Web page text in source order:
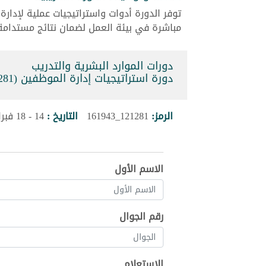
توفر الدورة أدوات واستراتيجيات عملية
مباشرة في بيئة العمل لضمان نتائج
دورات الموارد البشرية والتدريب
دورة استراتيجيات إدارة الموظفين (121281_161943)
الرمز: 121281_161943 التاريخ :14 - 18 فبراير 2027
الاسم الأول
رقم الجوال